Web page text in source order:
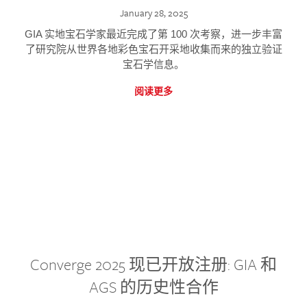
January 28, 2025
GIA 实地宝石学家最近完成了第 100 次考察，进一步丰富
了研究院从世界各地彩色宝石开采地收集而来的独立验证
宝石学信息。
阅读更多
Converge 2025 现已开放注册: GIA 和
AGS 的历史性合作